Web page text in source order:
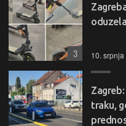
10. srpnja
3
traku,